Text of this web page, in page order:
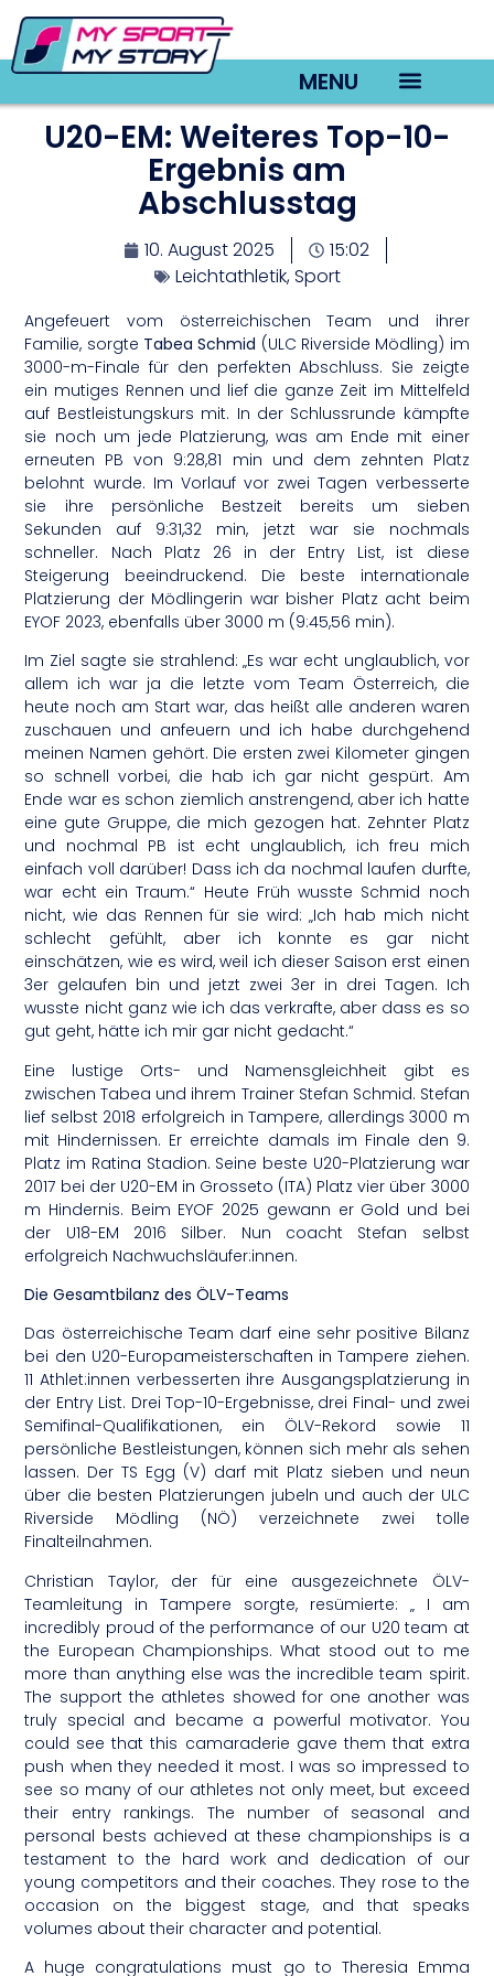
MENU
U20-EM: Weiteres Top-10-
Ergebnis am
Abschlusstag
10. August 2025
15:02
Leichtathletik,Sport
Angefeuert vom österreichischen Team und ihrer
Familie, sorgte Tabea Schmid (ULC Riverside Mödling) im
3000-m-Finale für den perfekten Abschluss. Sie zeigte
ein mutiges Rennen und lief die ganze Zeit im Mittelfeld
auf Bestleistungskurs mit. In der Schlussrunde kämpfte
sie noch um jede Platzierung, was am Ende mit einer
erneuten PB von 9:28,81 min und dem zehnten Platz
belohnt wurde. Im Vorlauf vor zwei Tagen verbesserte
sie ihre persönliche Bestzeit bereits um sieben
Sekunden auf 9:31,32 min, jetzt war sie nochmals
schneller. Nach Platz 26 in der Entry List, ist diese
Steigerung beeindruckend. Die beste internationale
Platzierung der Mödlingerin war bisher Platz acht beim
EYOF 2023, ebenfalls über 3000 m (9:45,56 min).
Im Ziel sagte sie strahlend: „Es war echt unglaublich, vor
allem ich war ja die letzte vom Team Österreich, die
heute noch am Start war, das heißt alle anderen waren
zuschauen und anfeuern und ich habe durchgehend
meinen Namen gehört. Die ersten zwei Kilometer gingen
so schnell vorbei, die hab ich gar nicht gespürt. Am
Ende war es schon ziemlich anstrengend, aber ich hatte
eine gute Gruppe, die mich gezogen hat. Zehnter Platz
und nochmal PB ist echt unglaublich, ich freu mich
einfach voll darüber! Dass ich da nochmal laufen durfte,
war echt ein Traum.“ Heute Früh wusste Schmid noch
nicht, wie das Rennen für sie wird: „Ich hab mich nicht
schlecht gefühlt, aber ich konnte es gar nicht
einschätzen, wie es wird, weil ich dieser Saison erst einen
3er gelaufen bin und jetzt zwei 3er in drei Tagen. Ich
wusste nicht ganz wie ich das verkrafte, aber dass es so
gut geht, hätte ich mir gar nicht gedacht.“
Eine lustige Orts- und Namensgleichheit gibt es
zwischen Tabea und ihrem Trainer Stefan Schmid. Stefan
lief selbst 2018 erfolgreich in Tampere, allerdings 3000 m
mit Hindernissen. Er erreichte damals im Finale den 9.
Platz im Ratina Stadion. Seine beste U20-Platzierung war
2017 bei der U20-EM in Grosseto (ITA) Platz vier über 3000
m Hindernis. Beim EYOF 2025 gewann er Gold und bei
der U18-EM 2016 Silber. Nun coacht Stefan selbst
erfolgreich Nachwuchsläufer:innen.
Die Gesamtbilanz des ÖLV-Teams
Das österreichische Team darf eine sehr positive Bilanz
bei den U20-Europameisterschaften in Tampere ziehen.
11 Athlet:innen verbesserten ihre Ausgangsplatzierung in
der Entry List. Drei Top-10-Ergebnisse, drei Final- und zwei
Semifinal-Qualifikationen, ein ÖLV-Rekord sowie 11
persönliche Bestleistungen, können sich mehr als sehen
lassen. Der TS Egg (V) darf mit Platz sieben und neun
über die besten Platzierungen jubeln und auch der ULC
Riverside Mödling (NÖ) verzeichnete zwei tolle
Finalteilnahmen.
Christian Taylor, der für eine ausgezeichnete ÖLV-
Teamleitung in Tampere sorgte, resümierte: „ I am
incredibly proud of the performance of our U20 team at
the European Championships. What stood out to me
more than anything else was the incredible team spirit.
The support the athletes showed for one another was
truly special and became a powerful motivator. You
could see that this camaraderie gave them that extra
push when they needed it most. I was so impressed to
see so many of our athletes not only meet, but exceed
their entry rankings. The number of seasonal and
personal bests achieved at these championships is a
testament to the hard work and dedication of our
young competitors and their coaches. They rose to the
occasion on the biggest stage, and that speaks
volumes about their character and potential.
A huge congratulations must go to Theresia Emma